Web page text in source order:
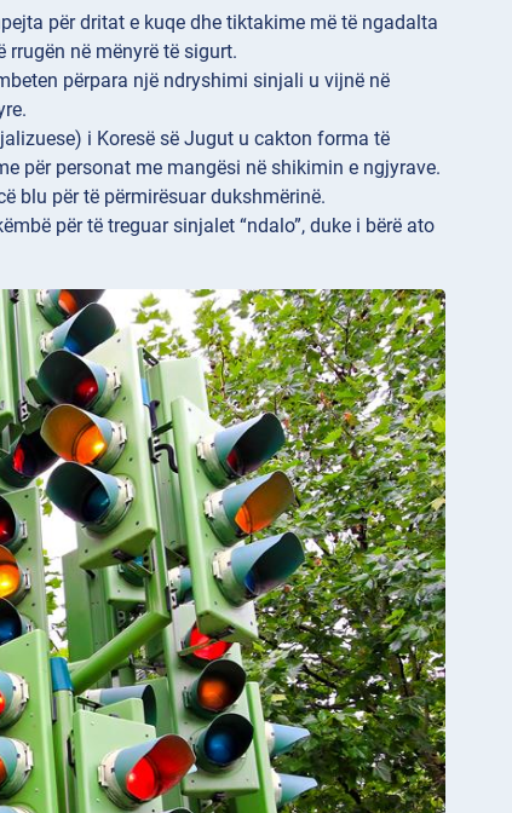
për dritat e kuqe dhe tiktakime më të ngadalta
në mënyrë të sigurt.
përpara një ndryshimi sinjali u vijnë në
i Koresë së Jugut u cakton forma të
për personat me mangësi në shikimin e ngjyrave.
blu për të përmirësuar dukshmërinë.
për të treguar sinjalet “ndalo”, duke i bërë ato